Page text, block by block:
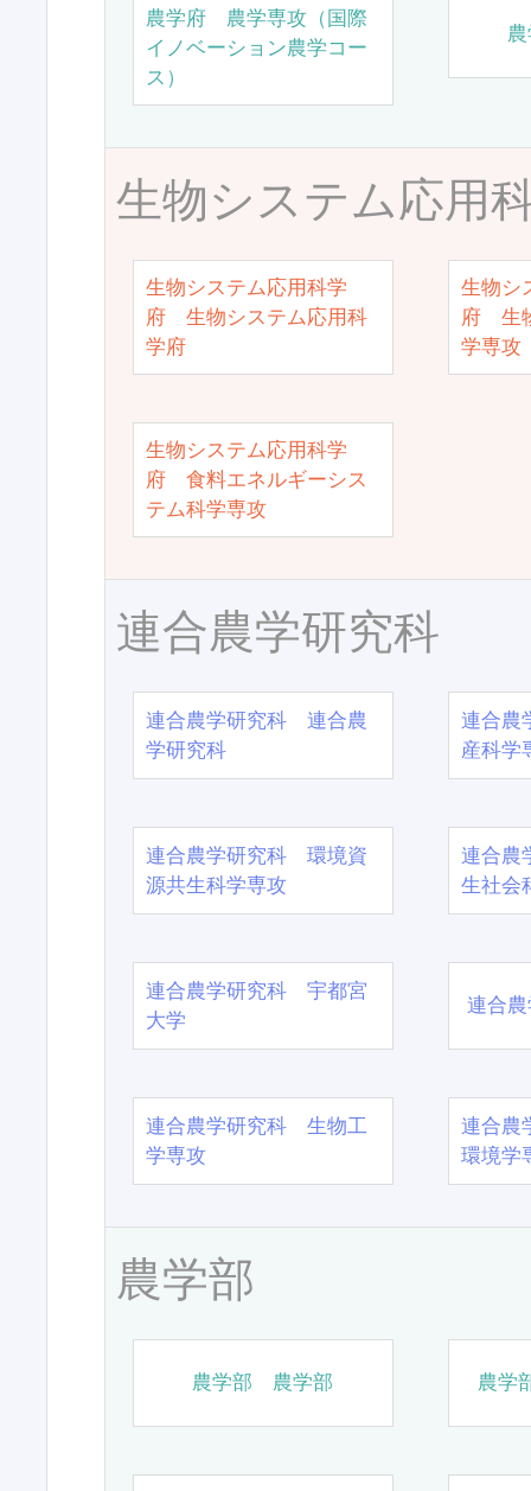
農学府 農学専攻（国際
イノベーション農学コー
ス）
生物システム応用
生物システム応用科学
府 生物システム応用科
学府
生物シ
府 生
学専攻
生物システム応用科学
府 食料エネルギーシス
テム科学専攻
連合農学研究科
連合農学研究科 連合農
学研究科
連合農
産科学
連合農学研究科 環境資
源共生科学専攻
連合農
生社会
連合農学研究科 宇都宮
大学
連合
連合農学研究科 生物工
学専攻
連合農
環境学
農学部
農学部 農学部 農学